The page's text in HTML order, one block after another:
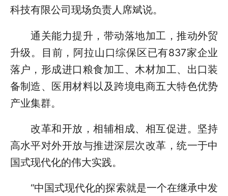
科技有限公司现场负责人席斌说。
通关能力提升，带动落地加工，推动外贸
升级。目前，阿拉山口综保区已有837家企业
落户，形成进口粮食加工、木材加工、出口装
备制造、医用材料以及跨境电商五大特色优势
产业集群。
改革和开放，相辅相成、相互促进。坚持
高水平对外开放与推进深层次改革，统一于中
国式现代化的伟大实践。
“中国式现代化的探索就是一个在继承中发